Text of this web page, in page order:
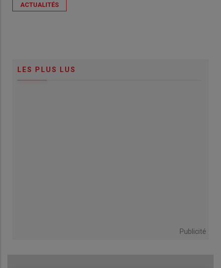
ACTUALITÉS
LES PLUS LUS
Publicité